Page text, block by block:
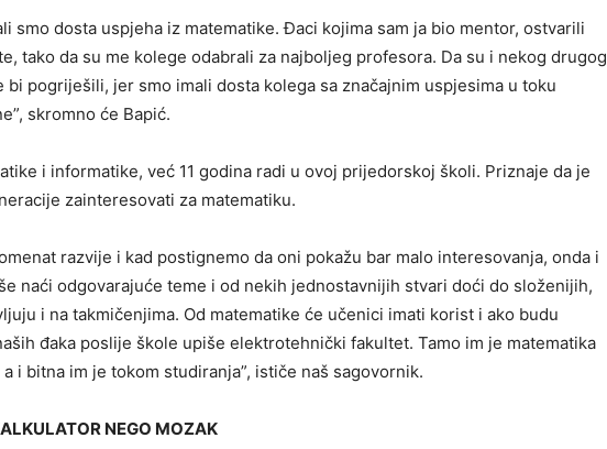
smo dosta uspjeha iz matematike. Đaci kojima sam ja bio mentor, ostvarili
tako da su me kolege odabrali za najbolјeg profesora. Da su i nekog drugog
bi pogriješili, jer smo imali dosta kolega sa značajnim uspjesima u toku
skromno će Bapić.
i informatike, već 11 godina radi u ovoj prijedorskoj školi. Priznaje da je
zainteresovati za matematiku.
razvije i kad postignemo da oni pokažu bar malo interesovanja, onda i
naći odgovarajuće teme i od nekih jednostavnijih stvari doći do složenijih,
i na takmičenjima. Od matematike će učenici imati korist i ako budu
đaka poslije škole upiše elektrotehnički fakultet. Tamo im je matematika
i bitna im je tokom studiranja”, ističe naš sagovornik.
NEGO MOZAK